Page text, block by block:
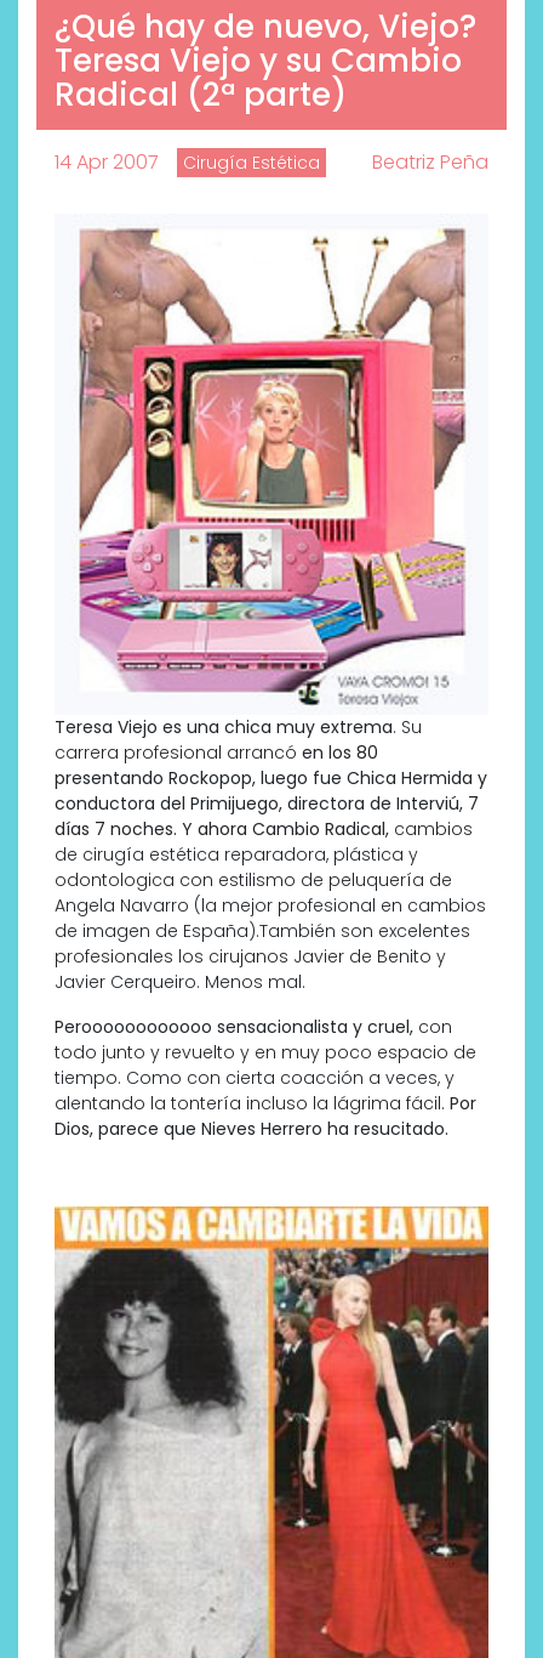
¿Qué hay de nuevo, Viejo?
Teresa Viejo y su Cambio
Radical (2ª parte)
14 Apr 2007 Cirugía Estética Beatriz Peña
Teresa Viejo es una chica muy extrema. Su
carrera profesional arrancó en los 80
presentando Rockopop, luego fue Chica Hermida y
conductora del Primijuego, directora de Interviú, 7
días 7 noches. Y ahora Cambio Radical, cambios
de cirugía estética reparadora, plástica y
odontologica con estilismo de peluquería de
Angela Navarro (la mejor profesional en cambios
de imagen de España).También son excelentes
profesionales los cirujanos Javier de Benito y
Javier Cerqueiro. Menos mal.
Peroooooooooooo sensacionalista y cruel, con
todo junto y revuelto y en muy poco espacio de
tiempo. Como con cierta coacción a veces, y
alentando la tontería incluso la lágrima fácil. Por
Dios, parece que Nieves Herrero ha resucitado.